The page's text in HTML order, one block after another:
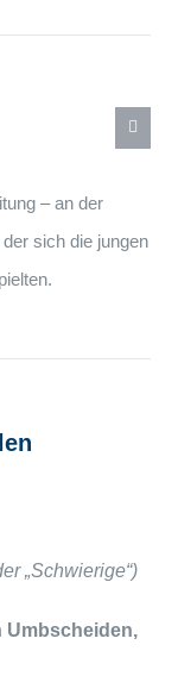
– an der
sich die jungen
„Schwierige“)
Umbscheiden,